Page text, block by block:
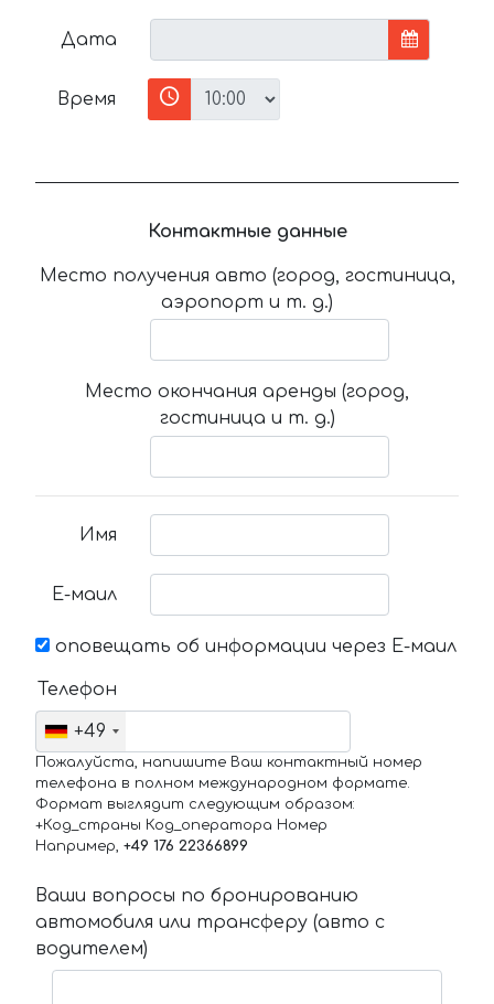
Дата
Время
Контактные данные
Место получения авто (город, гостиница,
аэропорт и т. д.)
Место окончания аренды (город,
гостиница и т. д.)
Имя
Е-маил
оповещать об информации через Е-маил
Телефон
+49
Пожалуйста, напишите Ваш контактный номер
телефона в полном международном формате.
Формат выглядит следующим образом:
+Код_страны Код_оператора Номер
Например, +49 176 22366899
Ваши вопросы по бронированию
автомобиля или трансферу (авто с
водителем)